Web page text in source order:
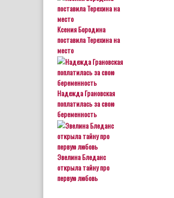
Ксения Бородина
поставила Терехина на
место
Надежда Грановская
поплатилась за свою
беременность
Эвелина Бледанс
открыла тайну про
первую любовь